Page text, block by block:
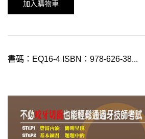
加入購物車
書碼：EQ16-4 ISBN：978-626-38...